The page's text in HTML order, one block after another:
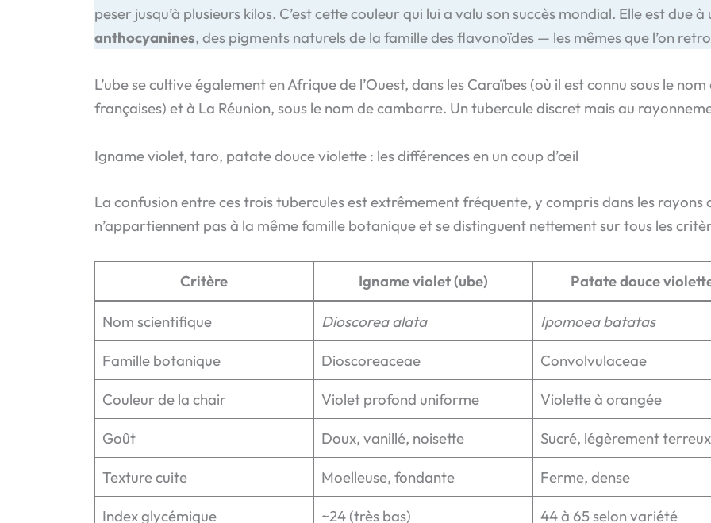
peser jusqu’à plusieurs kilos. C’est cette couleur qui lui a valu son succès mondial. Elle est due
anthocyanines, des pigments naturels de la famille des flavonoïdes — les mêmes que l’on
L’ube se cultive également en Afrique de l’Ouest, dans les Caraïbes (où il est connu sous le
françaises) et à La Réunion, sous le nom de cambarre. Un tubercule discret mais au
Igname violet, taro, patate douce violette : les différences en un coup d’œil
La confusion entre ces trois tubercules est extrêmement fréquente, y compris dans les rayons
n’appartiennent pas à la même famille botanique et se distinguent nettement sur tous les
Critère Igname violet (ube) Patate douce
Nom scientifique Dioscorea alata Ipomoea batatas
Famille botanique Dioscoreaceae Convolvulaceae
Couleur de la chair Violet profond uniforme Violette à orangée
Goût Doux, vanillé, noisette Sucré, légèrement terreux
Texture cuite Moelleuse, fondante Ferme, dense
Index glycémique ~24 (très bas) 44 à 65 selon variété